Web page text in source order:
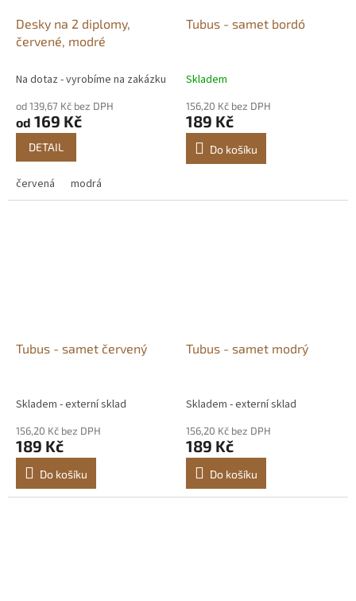
Desky na 2 diplomy,
červené, modré
Na dotaz - vyrobíme na zakázku
od 139,67 Kč bez DPH
od 169 Kč
DETAIL
červená modrá
Tubus - samet bordó
Skladem
156,20 Kč bez DPH
189 Kč
Do košíku
Tubus - samet červený
Skladem - externí sklad
156,20 Kč bez DPH
189 Kč
Do košíku
Tubus - samet modrý
Skladem - externí sklad
156,20 Kč bez DPH
189 Kč
Do košíku